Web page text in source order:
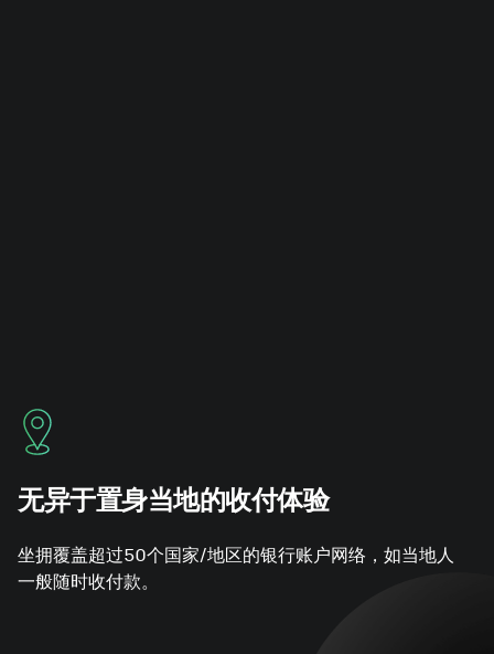
无异于置身当地的收付体验
坐拥覆盖超过50个国家/地区的银行账户网络，如当地人
一般随时收付款。